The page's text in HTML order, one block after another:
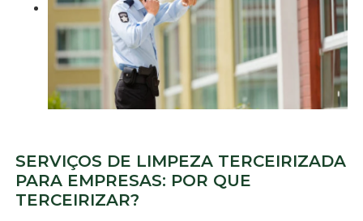
SERVIÇOS DE LIMPEZA TERCEIRIZADA
PARA EMPRESAS: POR QUE
TERCEIRIZAR?